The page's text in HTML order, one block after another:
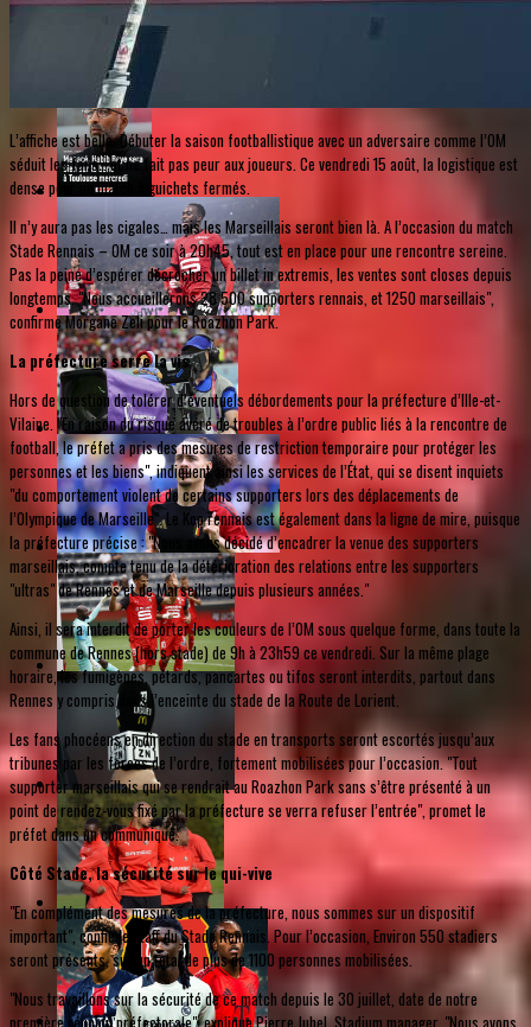
L’affiche est belle. Débuter la saison footballistique avec un adversaire comme l’OM
séduit les fans… et ne fait pas peur aux joueurs. Ce vendredi 15 août, la logistique est
dense pour un match à guichets fermés.
Il n’y aura pas les cigales… mais les Marseillais seront bien là. A l’occasion du match
Stade Rennais – OM ce soir à 20h45, tout est en place pour une rencontre sereine.
Pas la peine d’espérer décrocher un billet in extremis, les ventes sont closes depuis
longtemps. "Nous accueillerons 28 500 supporters rennais, et 1250 marseillais",
confirme Morgane Zeli pour le Roazhon Park.
La préfecture serre la vis
Hors de question de tolérer d’éventuels débordements pour la préfecture d’Ille-et-
Vilaine. "En raison du risque avéré de troubles à l’ordre public liés à la rencontre de
football, le préfet a pris des mesures de restriction temporaire pour protéger les
personnes et les biens", indiquent ainsi les services de l’État, qui se disent inquiets
"du comportement violent de certains supporters lors des déplacements de
l’Olympique de Marseille". Le Kop rennais est également dans la ligne de mire, puisque
la préfecture précise : "Nous avons décidé d’encadrer la venue des supporters
marseillais, compte tenu de la détérioration des relations entre les supporters
"ultras" de Rennes et de Marseille depuis plusieurs années."
Ainsi, il sera interdit de porter les couleurs de l’OM sous quelque forme, dans toute la
commune de Rennes (hors stade) de 9h à 23h59 ce vendredi. Sur la même plage
horaire, les fumigènes, pétards, pancartes ou tifos seront interdits, partout dans
Rennes y compris dans l’enceinte du stade de la Route de Lorient.
Les fans phocéens en direction du stade en transports seront escortés jusqu’aux
tribunes par les forces de l’ordre, fortement mobilisées pour l’occasion. "Tout
supporter marseillais qui se rendrait au Roazhon Park sans s’être présenté à un
point de rendez-vous fixé par la préfecture se verra refuser l’entrée", promet le
préfet dans un communiqué.
Côté Stade, la sécurité sur le qui-vive
"En complément des mesures de la préfecture, nous sommes sur un dispositif
important", confie le staff du Stade Rennais. Pour l’occasion, Environ 550 stadiers
seront présents, sur un total de plus de 1100 personnes mobilisées.
"Nous travaillons sur la sécurité de ce match depuis le 30 juillet, date de notre